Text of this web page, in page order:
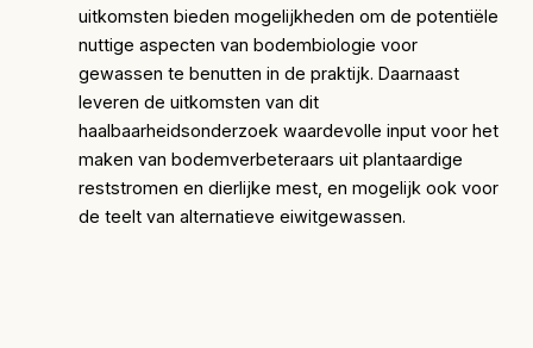
uitkomsten bieden mogelijkheden om de potentiële
nuttige aspecten van bodembiologie voor
gewassen te benutten in de praktijk. Daarnaast
leveren de uitkomsten van dit
haalbaarheidsonderzoek waardevolle input voor het
maken van bodemverbeteraars uit plantaardige
reststromen en dierlijke mest, en mogelijk ook voor
de teelt van alternatieve eiwitgewassen.